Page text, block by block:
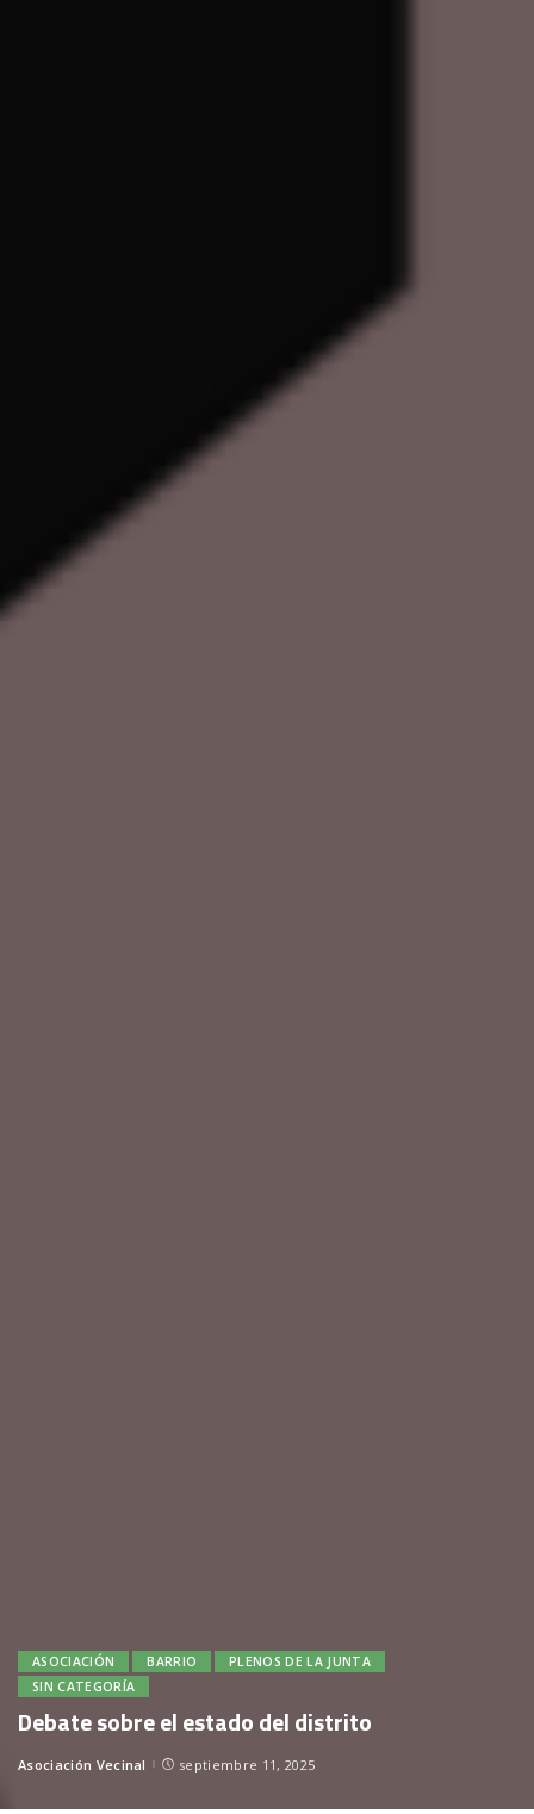
ASOCIACIÓN BARRIO
PLENOS DE LA JUNTA
SIN CATEGORÍA
Debate sobre el estado del distrito
Posted
Asociación Vecinal septiembre 11, 2025